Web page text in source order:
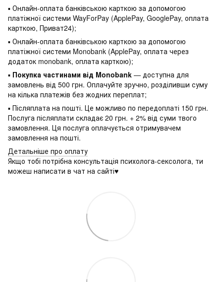
▪ Онлайн-оплата банківською карткою за допомогою
платіжної системи WayForPay (ApplePay, GooglePay, оплата
карткою, Приват24);
▪ Онлайн-оплата банківською карткою за допомогою
платіжної системи Monobank (ApplePay, оплата через
додаток monobank, оплата карткою);
▪ Покупка частинами від Monobank — доступна для
замовлень від 500 грн. Оплачуйте зручно, розділивши суму
на кілька платежів без жодних переплат;
▪ Післяплата на пошті. Це можливо по передоплаті 150 грн.
Послуга післяплати складає 20 грн. + 2% від суми твого
замовлення. Ця послуга оплачується отримувачем
замовлення на пошті.
Детальніше про оплату
Якщо тобі потрібна консультація психолога-сексолога, ти
можеш написати в чат на сайті♥